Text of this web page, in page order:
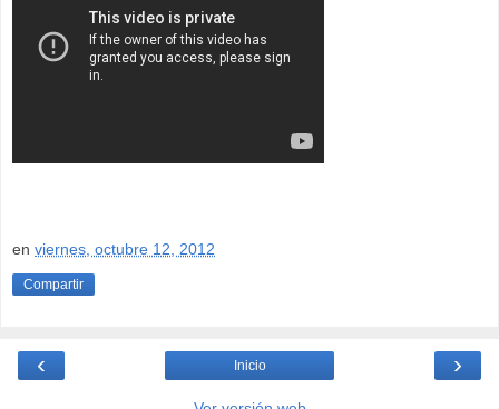
en viernes, octubre 12, 2012
Compartir
‹ ›
Inicio